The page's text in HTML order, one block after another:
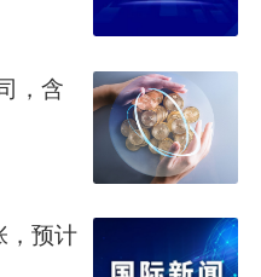
，含
，预计